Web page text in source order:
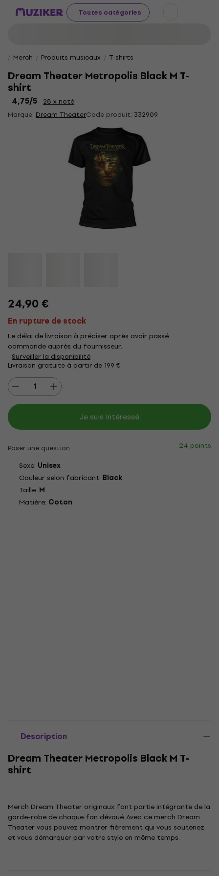
Toutes catégories
Merch Produits musicaux T-shirts
Dream Theater Metropolis Black M T-
shirt
4,75/5
28 x noté
Marque: Dream TheaterCode produit: 332909
24,90 €
En rupture de stock
Le délai de livraison à préciser après avoir passé
commande auprès du fournisseur.
Surveiller la disponibilité
Livraison gratuite à partir de 199 €
Je suis intéressé
Poser une question
24 points
Sexe: Unisex
Couleur selon fabricant: Black
Taille: M
Matière: Coton
Description
Dream Theater Metropolis Black M T-
shirt
Merch Dream Theater originaux font partie intégrante de la
garde-robe de chaque fan dévoué. Avec ce merch Dream
Theater vous pouvez montrer fièrement qui vous soutenez
et vous démarquer par votre style en même temps.